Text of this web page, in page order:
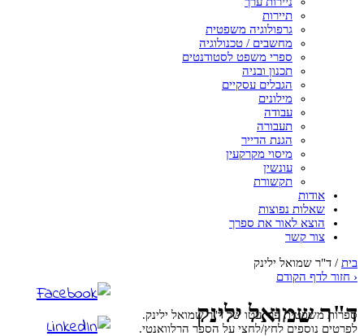
תיירות
גרפולוגיה משפטית
מחשבים / טכנולוגיה
ספרי משפט לסטודנטים
תכנון ובניה
הגבלים עסקיים
מילונים
עבודה
תעבורה
הגנת הדייר
מיסוי מקרקעין
עונשין
תקשורת
אודות
שאלות נפוצות
הוצא לאור את ספרך
צור קשר
בית / ד"ר שמואל ילינק
‹ חזור לדף הקודם
ד"ר שמואל ילינק
ספרות משפטית פרי עטו של ד"ר שמואל ילינק.
לפרטים נוספים לחץ/לחצי על הספר הרלוואנטי.